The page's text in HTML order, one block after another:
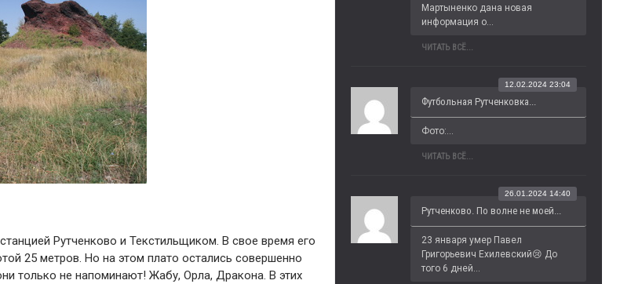
Рутченково и Текстильщиком. В свое время его
25 метров. Но на этом плато остались совершенно
только не напоминают! Жабу, Орла, Дракона. В этих
Мартыненко дана новая
информация о...
ЧИТАТЬ ВСЁ...
Футбольная Рутченковка...
12.02.2024 23:04
Фото:...
ЧИТАТЬ ВСЁ...
Рутченково. По волне не моей...
26.01.2024 14:40
23 января умер Павел
Григорьевич Ехилевский😢 До
того 6 дней...